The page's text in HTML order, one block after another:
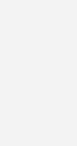
ist nicht die
und